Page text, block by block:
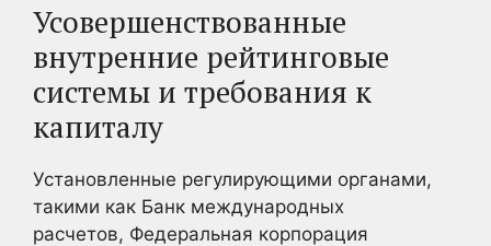
Усовершенствованные
внутренние рейтинговые
системы и требования к
капиталу
Установленные регулирующими органами,
такими как Банк международных
расчетов, Федеральная корпорация